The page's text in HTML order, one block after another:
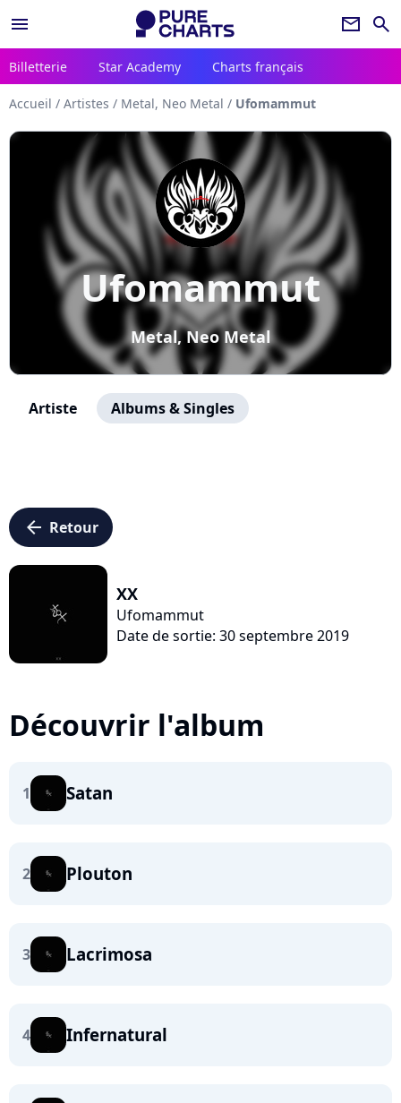
menu newsletter search
Billetterie Star Academy Charts français
Accueil / Artistes / Metal, Neo Metal / Ufomammut
Ufomammut
Metal, Neo Metal
Artiste Albums & Singles
arrow_left Retour
XX
Ufomammut
Date de sortie: 30 septembre 2019
Découvrir l'album
1 Satan
2 Plouton
3 Lacrimosa
4 Infernatural